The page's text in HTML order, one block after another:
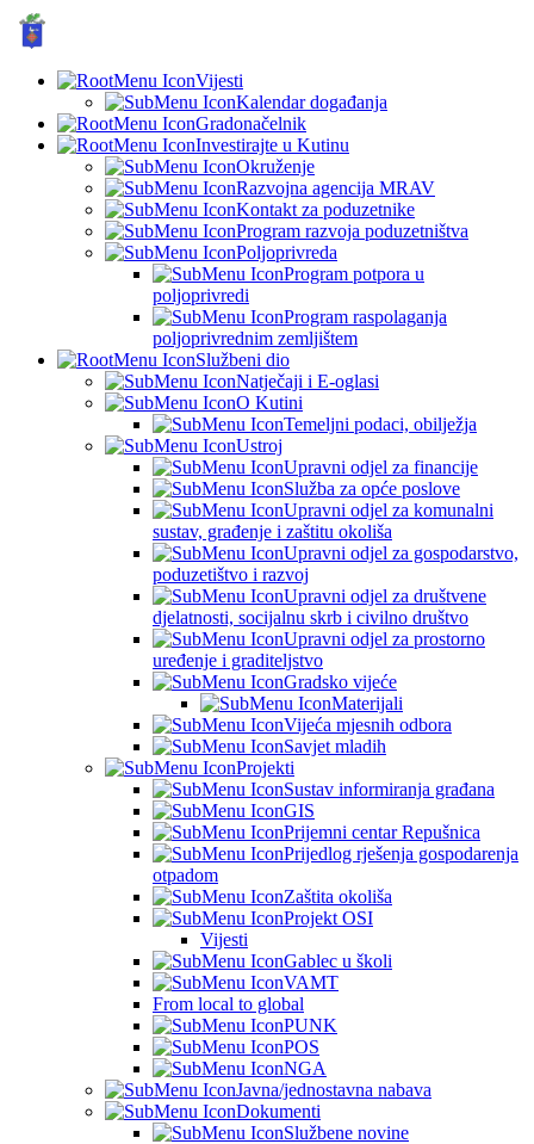
Vijesti
Kalendar događanja
Gradonačelnik
Investirajte u Kutinu
Okruženje
Razvojna agencija MRAV
Kontakt za poduzetnike
Program razvoja poduzetništva
Poljoprivreda
Program potpora u
poljoprivredi
Program raspolaganja
poljoprivrednim zemljištem
Službeni dio
Natječaji i E-oglasi
O Kutini
Temeljni podaci, obilježja
Ustroj
Upravni odjel za financije
Služba za opće poslove
Upravni odjel za komunalni
sustav, građenje i zaštitu okoliša
Upravni odjel za gospodarstvo,
poduzetištvo i razvoj
Upravni odjel za društvene
djelatnosti, socijalnu skrb i civilno društvo
Upravni odjel za prostorno
uređenje i graditeljstvo
Gradsko vijeće
Materijali
Vijeća mjesnih odbora
Savjet mladih
Projekti
Sustav informiranja građana
GIS
Prijemni centar Repušnica
Prijedlog rješenja gospodarenja
otpadom
Zaštita okoliša
Projekt OSI
Vijesti
Gablec u školi
VAMT
From local to global
PUNK
POS
NGA
Javna/jednostavna nabava
Dokumenti
Službene novine